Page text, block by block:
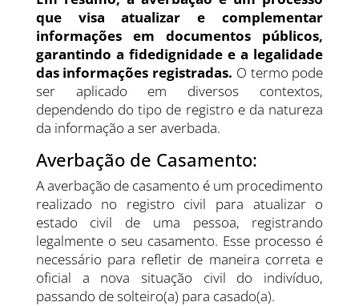
que visa atualizar e complementar
informações em documentos públicos,
garantindo a fidedignidade e a legalidade
das informações registradas. O termo pode
ser aplicado em diversos contextos,
dependendo do tipo de registro e da natureza
da informação a ser averbada.
Averbação de Casamento:
A averbação de casamento é um procedimento
realizado no registro civil para atualizar o
estado civil de uma pessoa, registrando
legalmente o seu casamento. Esse processo é
necessário para refletir de maneira correta e
oficial a nova situação civil do indivíduo,
passando de solteiro(a) para casado(a).